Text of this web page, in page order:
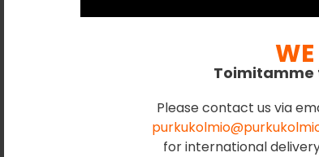
Toimitamme
Please contact us via
for international